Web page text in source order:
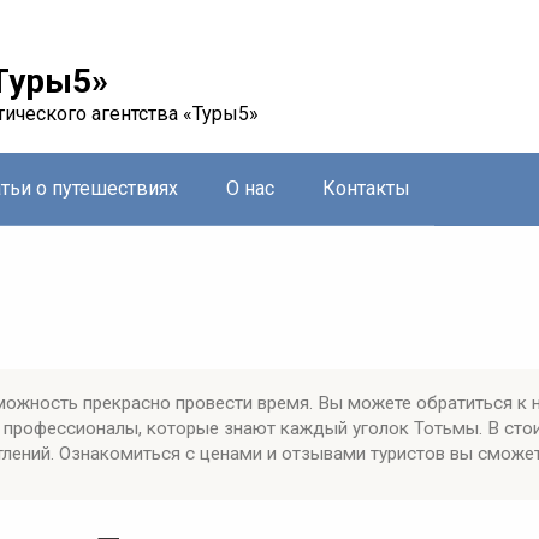
агентства «Туры5»
о путешествиях О нас Контакты
прекрасно провести время. Вы можете обратиться
которые знают каждый уголок Тотьмы. В
Ознакомиться с ценами и отзывами туристов вы